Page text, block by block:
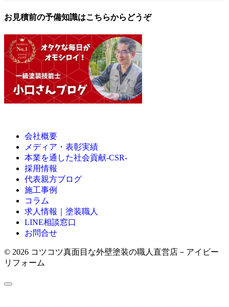
お見積前の予備知識はこちらからどうぞ
会社概要
メディア・表彰実績
本業を通した社会貢献-CSR-
採用情報
代表親方ブログ
施工事例
コラム
求人情報｜塗装職人
LINE相談窓口
お問合せ
© 2026 コツコツ真面目な外壁塗装の職人直営店－アイビー
リフォーム